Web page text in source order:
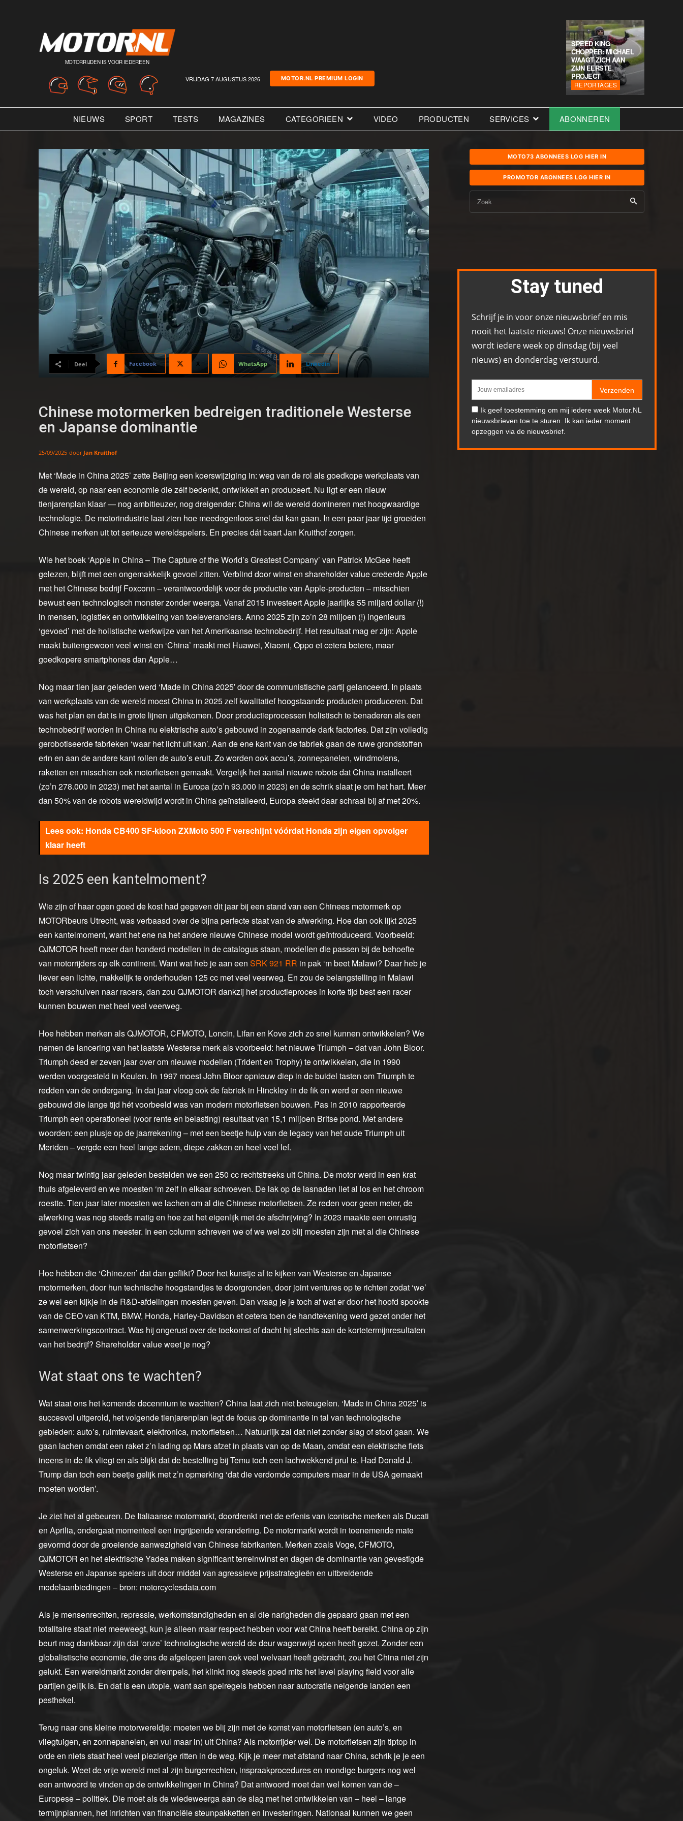
MOTORRIJDEN IS VOOR IEDEREEN
VRIJDAG 7 AUGUSTUS 2026 MOTOR.NL PREMIUM LOGIN
SPEED KING
CHOPPER: MICHAEL
WAAGT ZICH AAN
ZIJN EERSTE
PROJECT
REPORTAGES
NIEUWS SPORT TESTS MAGAZINES CATEGORIEEN VIDEO PRODUCTEN SERVICES ABONNEREN
Deel Facebook X WhatsApp Linkedin
Chinese motormerken bedreigen traditionele Westerse
en Japanse dominantie
25/09/2025 door Jan Kruithof
Met ‘Made in China 2025’ zette Beijing een koerswijziging in: weg van de rol als goedkope werkplaats van
de wereld, op naar een economie die zélf bedenkt, ontwikkelt en produceert. Nu ligt er een nieuw
tienjarenplan klaar — nog ambitieuzer, nog dreigender: China wil de wereld domineren met hoogwaardige
technologie. De motorindustrie laat zien hoe meedogenloos snel dat kan gaan. In een paar jaar tijd groeiden
Chinese merken uit tot serieuze wereldspelers. En precies dát baart Jan Kruithof zorgen.
Wie het boek ‘Apple in China – The Capture of the World’s Greatest Company’ van Patrick McGee heeft
gelezen, blijft met een ongemakkelijk gevoel zitten. Verblind door winst en shareholder value creëerde Apple
met het Chinese bedrijf Foxconn – verantwoordelijk voor de productie van Apple-producten – misschien
bewust een technologisch monster zonder weerga. Vanaf 2015 investeert Apple jaarlijks 55 miljard dollar (!)
in mensen, logistiek en ontwikkeling van toeleveranciers. Anno 2025 zijn zo’n 28 miljoen (!) ingenieurs
‘gevoed’ met de holistische werkwijze van het Amerikaanse technobedrijf. Het resultaat mag er zijn: Apple
maakt buitengewoon veel winst en ‘China’ maakt met Huawei, Xiaomi, Oppo et cetera betere, maar
goedkopere smartphones dan Apple…
Nog maar tien jaar geleden werd ‘Made in China 2025′ door de communistische partij gelanceerd. In plaats
van werkplaats van de wereld moest China in 2025 zelf kwalitatief hoogstaande producten produceren. Dat
was het plan en dat is in grote lijnen uitgekomen. Door productieprocessen holistisch te benaderen als een
technobedrijf worden in China nu elektrische auto’s gebouwd in zogenaamde dark factories. Dat zijn volledig
gerobotiseerde fabrieken ‘waar het licht uit kan’. Aan de ene kant van de fabriek gaan de ruwe grondstoffen
erin en aan de andere kant rollen de auto’s eruit. Zo worden ook accu’s, zonnepanelen, windmolens,
raketten en misschien ook motorfietsen gemaakt. Vergelijk het aantal nieuwe robots dat China installeert
(zo’n 278.000 in 2023) met het aantal in Europa (zo’n 93.000 in 2023) en de schrik slaat je om het hart. Meer
dan 50% van de robots wereldwijd wordt in China geïnstalleerd, Europa steekt daar schraal bij af met 20%.
Honda CB400 SF-kloon ZXMoto 500 F verschijnt vóórdat Honda zijn eigen opvolger
klaar heeft
Is 2025 een kantelmoment?
Wie zijn of haar ogen goed de kost had gegeven dit jaar bij een stand van een Chinees motormerk op
MOTORbeurs Utrecht, was verbaasd over de bijna perfecte staat van de afwerking. Hoe dan ook lijkt 2025
een kantelmoment, want het ene na het andere nieuwe Chinese model wordt geïntroduceerd. Voorbeeld:
QJMOTOR heeft meer dan honderd modellen in de catalogus staan, modellen die passen bij de behoefte
van motorrijders op elk continent. Want wat heb je aan een SRK 921 RR in pak ‘m beet Malawi? Daar heb je
liever een lichte, makkelijk te onderhouden 125 cc met veel veerweg. En zou de belangstelling in Malawi
toch verschuiven naar racers, dan zou QJMOTOR dankzij het productieproces in korte tijd best een racer
kunnen bouwen met heel veel veerweg.
Hoe hebben merken als QJMOTOR, CFMOTO, Loncin, Lifan en Kove zich zo snel kunnen ontwikkelen? We
nemen de lancering van het laatste Westerse merk als voorbeeld: het nieuwe Triumph – dat van John Bloor.
Triumph deed er zeven jaar over om nieuwe modellen (Trident en Trophy) te ontwikkelen, die in 1990
werden voorgesteld in Keulen. In 1997 moest John Bloor opnieuw diep in de buidel tasten om Triumph te
redden van de ondergang. In dat jaar vloog ook de fabriek in Hinckley in de fik en werd er een nieuwe
gebouwd die lange tijd hét voorbeeld was van modern motorfietsen bouwen. Pas in 2010 rapporteerde
Triumph een operationeel (voor rente en belasting) resultaat van 15,1 miljoen Britse pond. Met andere
woorden: een plusje op de jaarrekening – met een beetje hulp van de legacy van het oude Triumph uit
Meriden – vergde een heel lange adem, diepe zakken en heel veel lef.
Nog maar twintig jaar geleden bestelden we een 250 cc rechtstreeks uit China. De motor werd in een krat
thuis afgeleverd en we moesten ‘m zelf in elkaar schroeven. De lak op de lasnaden liet al los en het chroom
roestte. Tien jaar later moesten we lachen om al die Chinese motorfietsen. Ze reden voor geen meter, de
afwerking was nog steeds matig en hoe zat het eigenlijk met de afschrijving? In 2023 maakte een onrustig
gevoel zich van ons meester. In een column schreven we of we wel zo blij moesten zijn met al die Chinese
motorfietsen?
Hoe hebben die ‘Chinezen’ dat dan geflikt? Door het kunstje af te kijken van Westerse en Japanse
motormerken, door hun technische hoogstandjes te doorgronden, door joint ventures op te richten zodat ‘we’
ze wel een kijkje in de R&D-afdelingen moesten geven. Dan vraag je je toch af wat er door het hoofd spookte
van de CEO van KTM, BMW, Honda, Harley-Davidson et cetera toen de handtekening werd gezet onder het
samenwerkingscontract. Was hij ongerust over de toekomst of dacht hij slechts aan de kortetermijnresultaten
van het bedrijf? Shareholder value weet je nog?
Wat staat ons te wachten?
Wat staat ons het komende decennium te wachten? China laat zich niet beteugelen. ‘Made in China 2025′ is
succesvol uitgerold, het volgende tienjarenplan legt de focus op dominantie in tal van technologische
gebieden: auto’s, ruimtevaart, elektronica, motorfietsen… Natuurlijk zal dat niet zonder slag of stoot gaan. We
gaan lachen omdat een raket z’n lading op Mars afzet in plaats van op de Maan, omdat een elektrische fiets
ineens in de fik vliegt en als blijkt dat de bestelling bij Temu toch een lachwekkend prul is. Had Donald J.
Trump dan toch een beetje gelijk met z’n opmerking ‘dat die verdomde computers maar in de USA gemaakt
moeten worden’.
Je ziet het al gebeuren. De Italiaanse motormarkt, doordrenkt met de erfenis van iconische merken als Ducati
en Aprilia, ondergaat momenteel een ingrijpende verandering. De motormarkt wordt in toenemende mate
gevormd door de groeiende aanwezigheid van Chinese fabrikanten. Merken zoals Voge, CFMOTO,
QJMOTOR en het elektrische Yadea maken significant terreinwinst en dagen de dominantie van gevestigde
Westerse en Japanse spelers uit door middel van agressieve prijsstrategieën en uitbreidende
modelaanbiedingen – bron: motorcyclesdata.com
Als je mensenrechten, repressie, werkomstandigheden en al die narigheden die gepaard gaan met een
totalitaire staat niet meeweegt, kun je alleen maar respect hebben voor wat China heeft bereikt. China op zijn
beurt mag dankbaar zijn dat ‘onze’ technologische wereld de deur wagenwijd open heeft gezet. Zonder een
globalistische economie, die ons de afgelopen jaren ook veel welvaart heeft gebracht, zou het China niet zijn
gelukt. Een wereldmarkt zonder drempels, het klinkt nog steeds goed mits het level playing field voor alle
partijen gelijk is. En dat is een utopie, want aan spelregels hebben naar autocratie neigende landen een
pesthekel.
Terug naar ons kleine motorwereldje: moeten we blij zijn met de komst van motorfietsen (en auto’s, en
vliegtuigen, en zonnepanelen, en vul maar in) uit China? Als motorrijder wel. De motorfietsen zijn tiptop in
orde en niets staat heel veel plezierige ritten in de weg. Kijk je meer met afstand naar China, schrik je je een
ongeluk. Weet de vrije wereld met al zijn burgerrechten, inspraakprocedures en mondige burgers nog wel
een antwoord te vinden op de ontwikkelingen in China? Dat antwoord moet dan wel komen van de –
Europese – politiek. Die moet als de wiedeweerga aan de slag met het ontwikkelen van – heel – lange
termijnplannen, het inrichten van financiële steunpakketten en investeringen. Nationaal kunnen we geen
MOTO73 ABONNEES LOG HIER IN
PROMOTOR ABONNEES LOG HIER IN
Zoek
Stay tuned
Schrijf je in voor onze nieuwsbrief en mis
nooit het laatste nieuws! Onze nieuwsbrief
wordt iedere week op dinsdag (bij veel
nieuws) en donderdag verstuurd.
Verzenden
Ik geef toestemming om mij iedere week Motor.NL
nieuwsbrieven toe te sturen. Ik kan ieder moment
opzeggen via de nieuwsbrief.